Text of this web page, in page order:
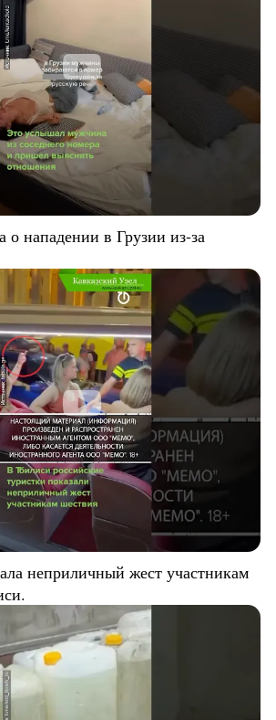
о нападении в Грузии из-за
неприличный жест участникам